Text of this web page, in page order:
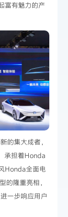
富有魅力的产
的集大成者，
承担着Honda
Honda全面电
的隆重亮相，
一步响应用户